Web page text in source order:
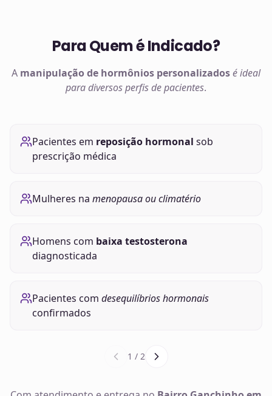
Para Quem é Indicado?
A manipulação de hormônios personalizadosé ideal
para diversos perfis de pacientes.
Pacientes em reposição hormonal sob
prescrição médica
Mulheres na menopausa ou climatério
Homens com baixa testosterona
diagnosticada
Pacientes com desequilíbrios hormonais
confirmados
1 / 2